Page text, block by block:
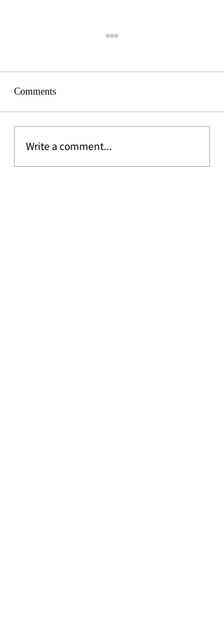
中秋月餅の季節です。
2026年・バンコクのプレ
Comments
Write a comment...